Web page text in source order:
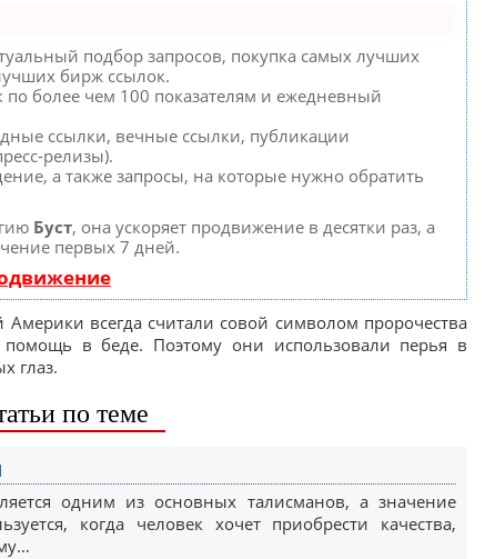
подбор запросов, покупка самых лучших
бирж ссылок.
по более чем 100 показателям и ежедневный
ссылки, вечные ссылки, публикации
релизы).
а также запросы, на которые нужно обратить
Буст, она ускоряет продвижение в десятки раз, а
первых 7 дней.
всегда считали совой символом пророчества
в беде. Поэтому они использовали перья в
глаз.
по теме
одним из основных талисманов, а значение
когда человек хочет приобрести качества,